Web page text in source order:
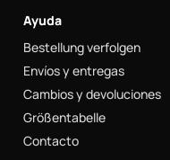
Ayuda
Bestellung verfolgen
Envíos y entregas
Cambios y devoluciones
Größentabelle
Contacto